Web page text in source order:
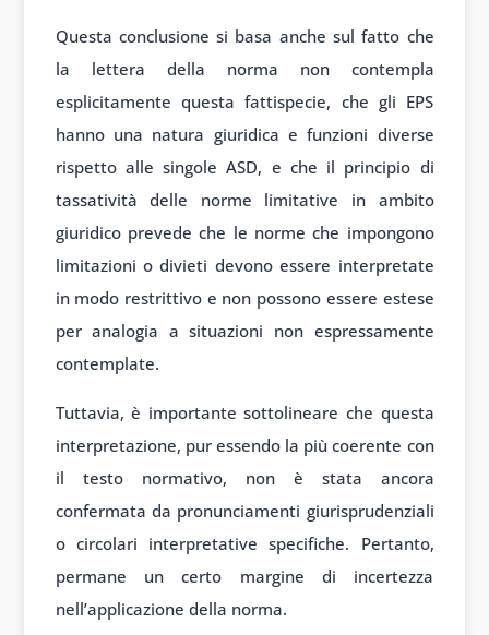
Questa conclusione si basa anche sul fatto che
la lettera della norma non contempla
esplicitamente questa fattispecie, che gli EPS
hanno una natura giuridica e funzioni diverse
rispetto alle singole ASD, e che il principio di
tassatività delle norme limitative in ambito
giuridico prevede che le norme che impongono
limitazioni o divieti devono essere interpretate
in modo restrittivo e non possono essere estese
per analogia a situazioni non espressamente
contemplate.
Tuttavia, è importante sottolineare che questa
interpretazione, pur essendo la più coerente con
il testo normativo, non è stata ancora
confermata da pronunciamenti giurisprudenziali
o circolari interpretative specifiche. Pertanto,
permane un certo margine di incertezza
nell’applicazione della norma.